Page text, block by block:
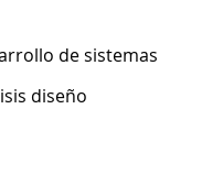
de sistemas
diseño